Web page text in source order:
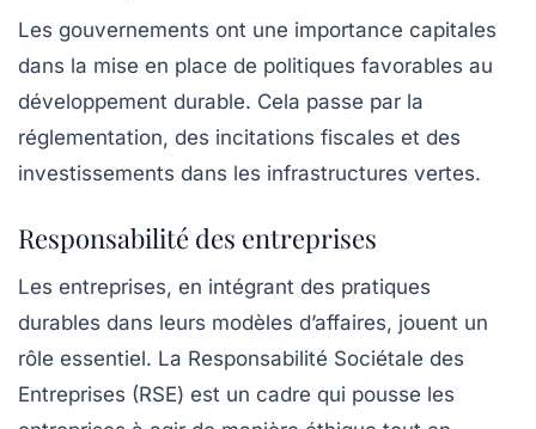
Les gouvernements ont une importance capitales
dans la mise en place de politiques favorables au
développement durable. Cela passe par la
réglementation, des incitations fiscales et des
investissements dans les infrastructures vertes.
Responsabilité des entreprises
Les entreprises, en intégrant des pratiques
durables dans leurs modèles d’affaires, jouent un
rôle essentiel. La Responsabilité Sociétale des
Entreprises (RSE) est un cadre qui pousse les